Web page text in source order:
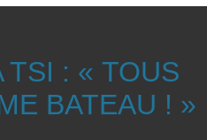
TSI : « TOUS
BATEAU ! »